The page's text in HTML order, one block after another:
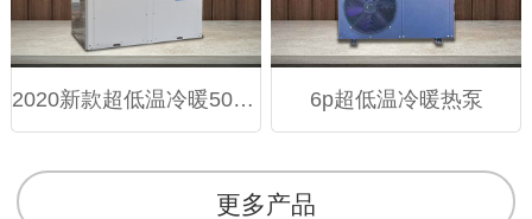
2020新款超低温冷暖50模块机 6p超低温冷暖热泵
更多产品